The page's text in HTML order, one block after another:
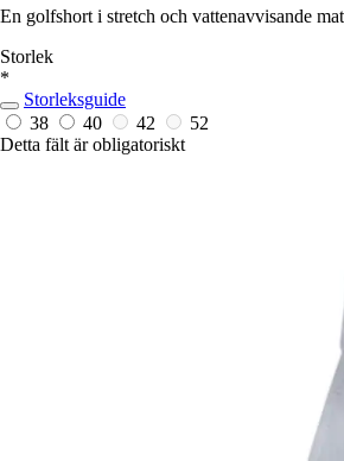
En golfshort i stretch och vattenavvisande
Storlek
*
Storleksguide
38
40 42
52
Detta fält är obligatoriskt